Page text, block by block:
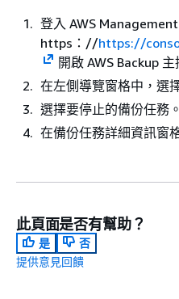
登入 AWS
https：//https://
開啟 AWS Backup 主
在左側導覽窗格中，選
選擇要停止的備份任務。
在備份任務詳細資訊窗
此頁面是否有幫助？
是
否
提供意見回饋